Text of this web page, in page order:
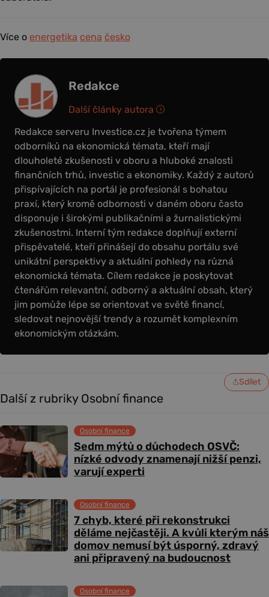
Více o energetika cena česko
Redakce
Redakce serveru Investice.cz je tvořena týmem
odborníků na ekonomická témata, kteří mají
dlouholeté zkušenosti v oboru a hluboké znalosti
finančních trhů, investic a ekonomiky. Každý z autorů
přispívajících na portál je profesionál s bohatou
praxí, který kromě odbornosti v daném oboru často
disponuje i širokými publikačními a žurnalistickými
zkušenostmi. Interní tým redakce doplňují externí
přispěvatelé, kteří přinášejí do obsahu portálu své
unikátní perspektivy a aktuální pohledy na různá
ekonomická témata. Cílem redakce je poskytovat
čtenářům relevantní, odborný a aktuální obsah, který
jim pomůže lépe se orientovat ve světě financí,
sledovat nejnovější trendy a rozumět komplexním
ekonomickým otázkám.
Další články autora
Sdílet
Další z rubriky Osobní finance
Sedm mýtů o důchodech OSVČ:
nízké odvody znamenají nižší penzi,
varují experti
Osobní finance
7 chyb, které při rekonstrukci
děláme nejčastěji. A kvůli kterým náš
domov nemusí být úsporný, zdravý
ani připravený na budoucnost
Osobní finance
Osobní finance